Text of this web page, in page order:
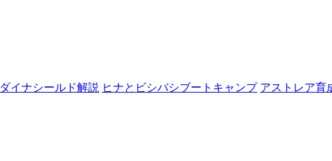
ダイナシールド解説 ヒナとビシバシブートキャンプ アストレア育